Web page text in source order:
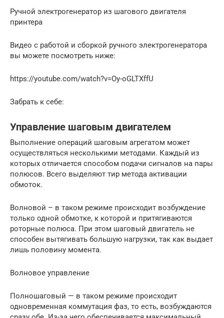
Ручной электрогенератор из шагового двигателя
принтера
Видео с работой и сборкой ручного электрогенератора
вы можете посмотреть ниже:
https://youtube.com/watch?v=Oy-oGLTXffU
Забрать к себе:
Управление шаговым двигателем
Выполнение операций шаговым агрегатом может
осуществляться несколькими методами. Каждый из
которых отличается способом подачи сигналов на пары
полюсов. Всего выделяют тир метода активации
обмоток.
Волновой – в таком режиме происходит возбуждение
только одной обмотке, к которой и притягиваются
роторные полюса. При этом шаговый двигатель не
способен вытягивать большую нагрузки, так как выдает
лишь половину момента.
Волновое управление
Полношаговый — в таком режиме происходит
одновременная коммутация фаз, то есть, возбуждаются